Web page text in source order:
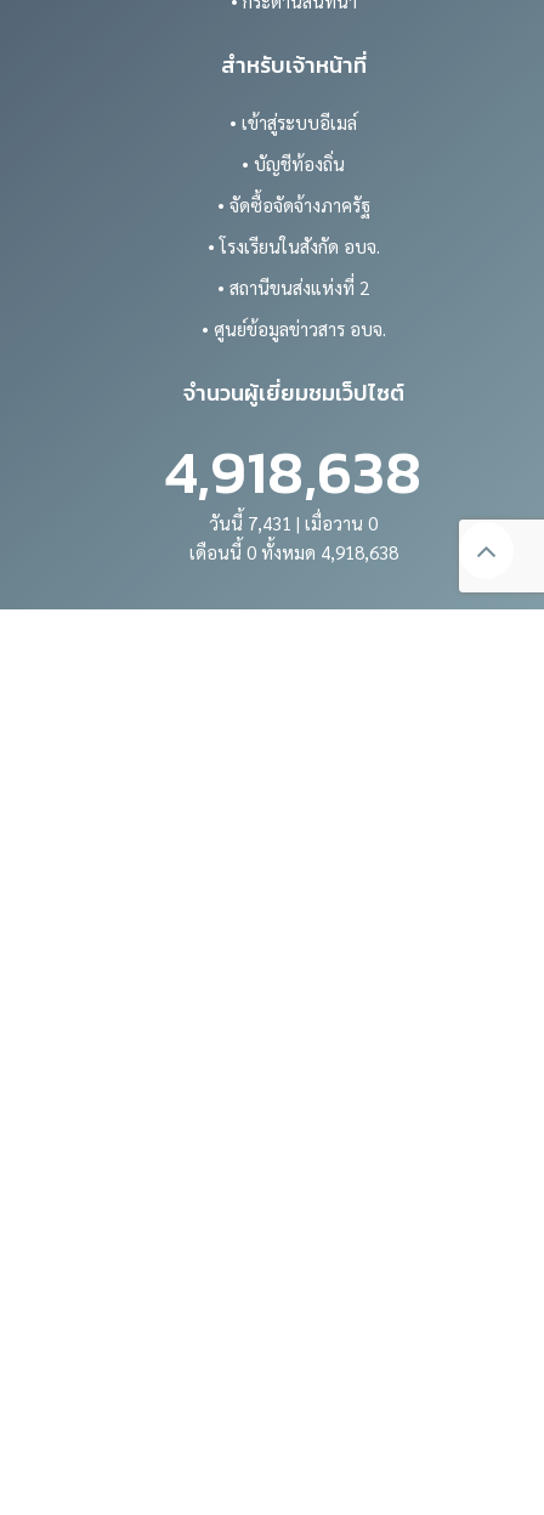
สำหรับเจ้าหน้าที่
• เข้าสู่ระบบอีเมล์
• บัญชีท้องถิ่น
• จัดซื้อจัดจ้างภาครัฐ
• โรงเรียนในสังกัด อบจ.
• สถานีขนส่งแห่งที่ 2
• ศูนย์ข้อมูลข่าวสาร อบจ.
จำนวนผู้เยี่ยมชมเว็ปไซต์
4,918,638
วันนี้ 7,431 | เมื่อวาน 0
เดือนนี้ 0 ทั้งหมด 4,918,638